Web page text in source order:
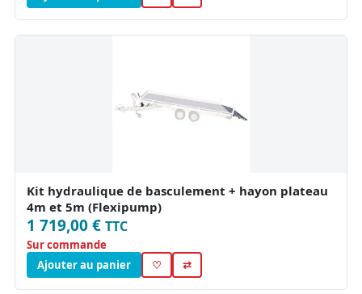
Kit hydraulique de basculement + hayon plateau
4m et 5m (Flexipump)
1 719,00 € TTC
Sur commande
Ajouter au panier
♡ ⇄